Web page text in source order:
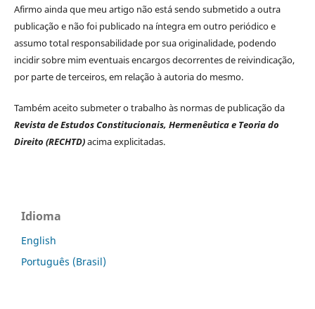
Afirmo ainda que meu artigo não está sendo submetido a outra
publicação e não foi publicado na íntegra em outro periódico e
assumo total responsabilidade por sua originalidade, podendo
incidir sobre mim eventuais encargos decorrentes de reivindicação,
por parte de terceiros, em relação à autoria do mesmo.
Também aceito submeter o trabalho às normas de publicação da
Revista de Estudos Constitucionais, Hermenêutica e Teoria do
Direito (RECHTD)acima explicitadas.
Idioma
English
Português (Brasil)